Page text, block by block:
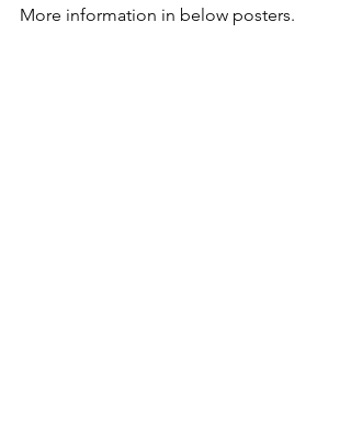
More information in below posters.